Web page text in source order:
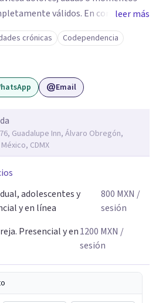
válidos. En consulta, mi
un espacio humano y seguro, en el
para expresarte y sentir. Nos
ir recorriendo tu historia de vida,
de dónde viene aquello que hoy
tus emociones y
tu mundo interno o cualquier
Acompañarte en lo que
para darle un nuevo sentido a
de a poco las cargas que llevas
espacio donde sentirte escuchado o
contigo y tu tranquilidad, aquí
en tu proceso.
leer más
crónicas
Codependencia
Email
Guadalupe Inn, Álvaro Obregón,
CDMX
adolescentes y
y en línea
800 MXN /
sesión
Presencial y en1200 MXN /
sesión